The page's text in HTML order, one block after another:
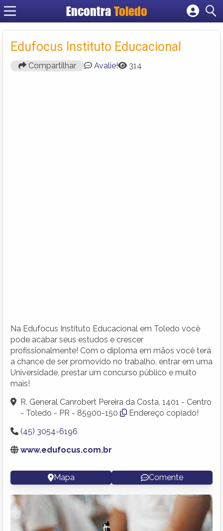
Encontra Toledo
Cadastrar empresa
Criar conta
Edufocus Instituto Educacional
Compartilhar Avalie! 314
Na Edufocus Instituto Educacional em Toledo você
pode acabar seus estudos e crescer
profissionalmente! Com o diploma em mãos você terá
a chance de ser promovido no trabalho, entrar em uma
Universidade, prestar um concurso público e muito
mais!
R. General Canrobert Pereira da Costa, 1401 - Centro
- Toledo - PR - 85900-150
Endereço copiado!
(45) 3054-6196
www.edufocus.com.br
Mapa Comente